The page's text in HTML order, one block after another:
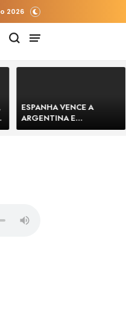
2026
ESPANHA VENCE A
ARGENTINA E
CONQUISTA A COPA DO